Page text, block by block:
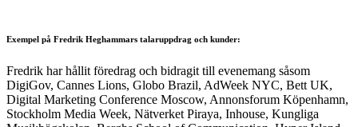
Exempel på Fredrik Heghammars talaruppdrag och kunder:
Fredrik har hållit föredrag och bidragit till evenemang såsom
DigiGov, Cannes Lions, Globo Brazil, AdWeek NYC, Bett UK,
Digital Marketing Conference Moscow, Annonsforum Köpenhamn,
Stockholm Media Week, Nätverket Piraya, Inhouse, Kungliga